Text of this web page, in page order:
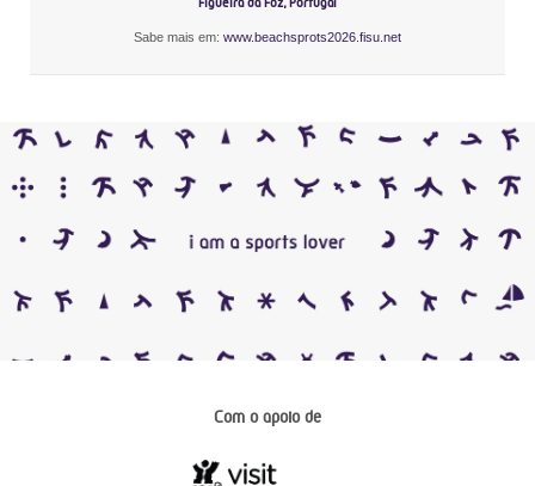
Figueira da Foz, Portugal
Sabe mais em: www.beachsprots2026.fisu.net
Com o apoio de